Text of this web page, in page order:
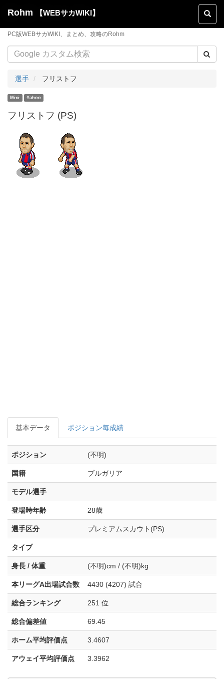
Toggle
Rohm 【WEBサカWIKI】
PC版WEBサカWIKI、まとめ、攻略のRohm
選手 フリストフ
フリストフ (PS)
基本データ ポジション毎成績
ポジション (不明)
国籍 ブルガリア
モデル選手
登場時年齢 28歳
選手区分 プレミアムスカウト(PS)
タイプ
身長 / 体重 (不明)cm / (不明)kg
本リーグA出場試合数 4430 (4207) 試合
総合ランキング 251 位
総合偏差値 69.45
ホーム平均評価点 3.4607
アウェイ平均評価点 3.3962